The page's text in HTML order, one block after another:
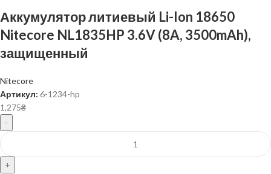
Аккумулятор литиевый Li-Ion 18650
Nitecore NL1835HP 3.6V (8A, 3500mAh),
защищенный
Nitecore
Артикул: 6-1234-hp
1,275₴